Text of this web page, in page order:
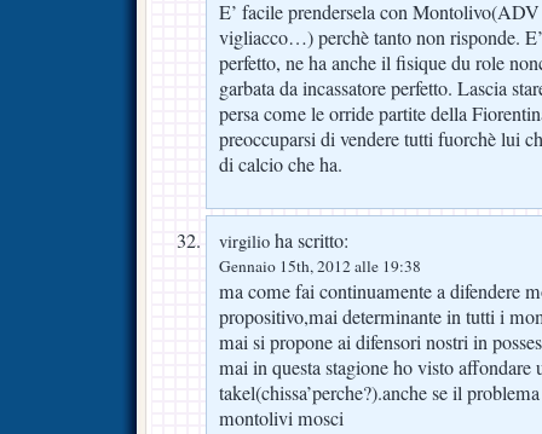
E’ facile prendersela con
vigliacco…) perchè tanto non risponde.
perfetto, ne ha anche il fisique du role
garbata da incassatore perfetto. Lascia
persa come le orride partite della
preoccuparsi di vendere tutti fuorchè lui
di calcio che ha.
virgilio ha scritto:
Gennaio 15th, 2012 alle 19:38
ma come fai continuamente a difendere
propositivo,mai determinante in tutti i
mai si propone ai difensori nostri in
mai in questa stagione ho visto affondare
takel(chissa’perche?).anche se il
montolivi mosci